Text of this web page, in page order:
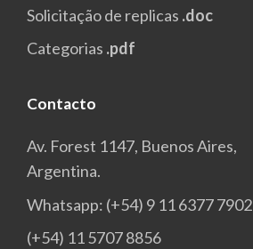
Solicitação de replicas .doc
Categorias .pdf
Contacto
Av. Forest 1147, Buenos Aires,
Argentina.
Whatsapp: (+54) 9 11 6377 7902
(+54) 11 5707 8856